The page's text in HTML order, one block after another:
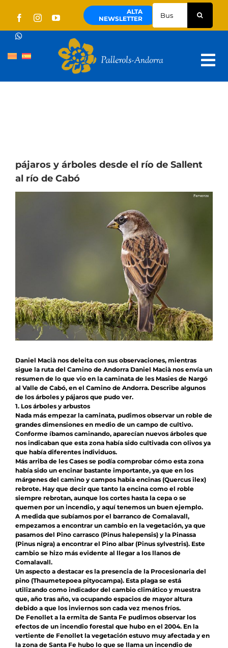
content
ALTA
NEWSLETTER
Buscar:
Territorio y cultura
pájaros y árboles desde el río de Sallent
al río de Cabó
Daniel Macià nos deleita con sus observaciones, mientras
sigue la ruta del Camino de Andorra Daniel Macià nos envía un
resumen de lo que vio en la caminata de les Masies de Nargó
al Valle de Cabó, en el Camino de Andorra. Describe algunos
de los árboles y pájaros que pudo ver.
1. Los árboles y arbustos
Nada más empezar la caminata, pudimos observar un roble de
grandes dimensiones en medio de un campo de cultivo.
Conforme íbamos caminando, aparecían nuevos árboles que
nos indicaban que esta zona había sido cultivada con olivos ya
que había diferentes individuos.
Más arriba de les Cases se podía comprobar cómo esta zona
había sido un encinar bastante importante, ya que en los
márgenes del camino y campos había encinas (Quercus ilex)
rebrote. Hay que decir que tanto la encina como el roble
siempre rebrotan, aunque los cortes hasta la cepa o se
quemen por un incendio, y aquí tenemos un buen ejemplo.
A medida que subíamos por el barranco de Comalavall,
empezamos a encontrar un cambio en la vegetación, ya que
pasamos del Pino carrasco (Pinus halepensis) y la Pinassa
(Pinus nigra) a encontrar el Pino albar (Pinus sylvestris). Este
cambio se hizo más evidente al llegar a los llanos de
Comalavall.
Un aspecto a destacar es la presencia de la Procesionaria del
pino (Thaumetepoea pityocampa). Esta plaga se está
utilizando como indicador del cambio climático y muestra
que, año tras año, va ocupando espacios de mayor altura
debido a que los inviernos son cada vez menos fríos.
De Fenollet a la ermita de Santa Fe pudimos observar los
efectos de un incendio forestal que hubo en el 2004. En la
vertiente de Fenollet la vegetación estuvo muy afectada y en
la zona de Santa Fe hubo lo que se llama un incendio de